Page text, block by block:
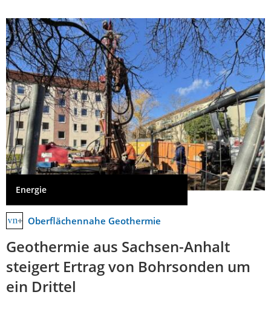
Energie
Oberflächennahe Geothermie
Geothermie aus Sachsen-Anhalt
steigert Ertrag von Bohrsonden um
ein Drittel